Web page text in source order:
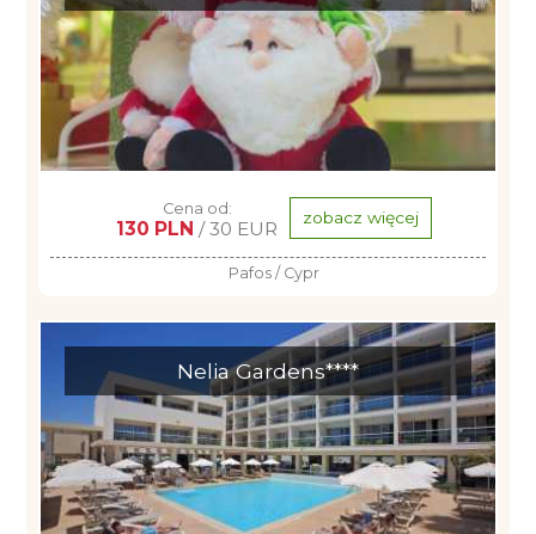
Cena od:
130 PLN / 30 EUR zobacz więcej
Pafos / Cypr
Nelia Gardens****